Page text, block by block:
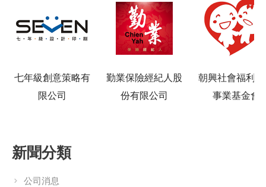
七年級創意策略有
限公司
勤業保險經紀人股
份有限公司
朝興社會福利
事業基金會
新聞分類
公司消息